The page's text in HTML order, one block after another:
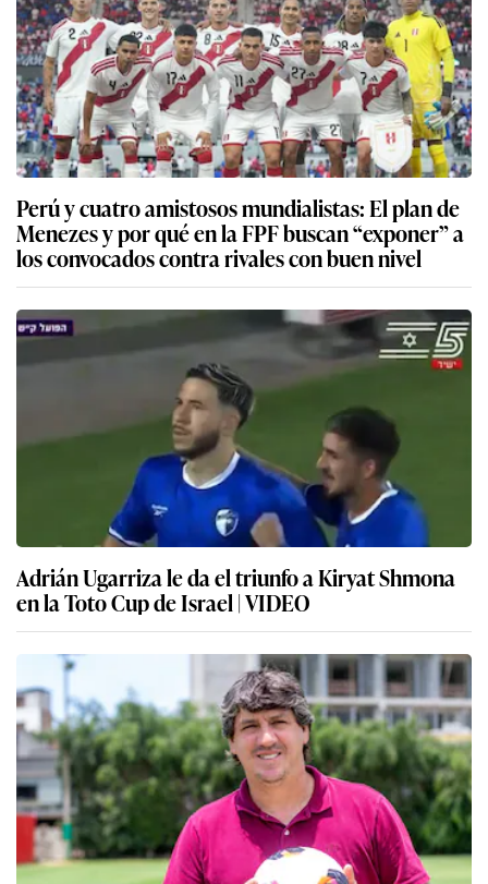
Perú y cuatro amistosos mundialistas: El plan de
Menezes y por qué en la FPF buscan “exponer” a
los convocados contra rivales con buen nivel
Adrián Ugarriza le da el triunfo a Kiryat Shmona
en la Toto Cup de Israel | VIDEO